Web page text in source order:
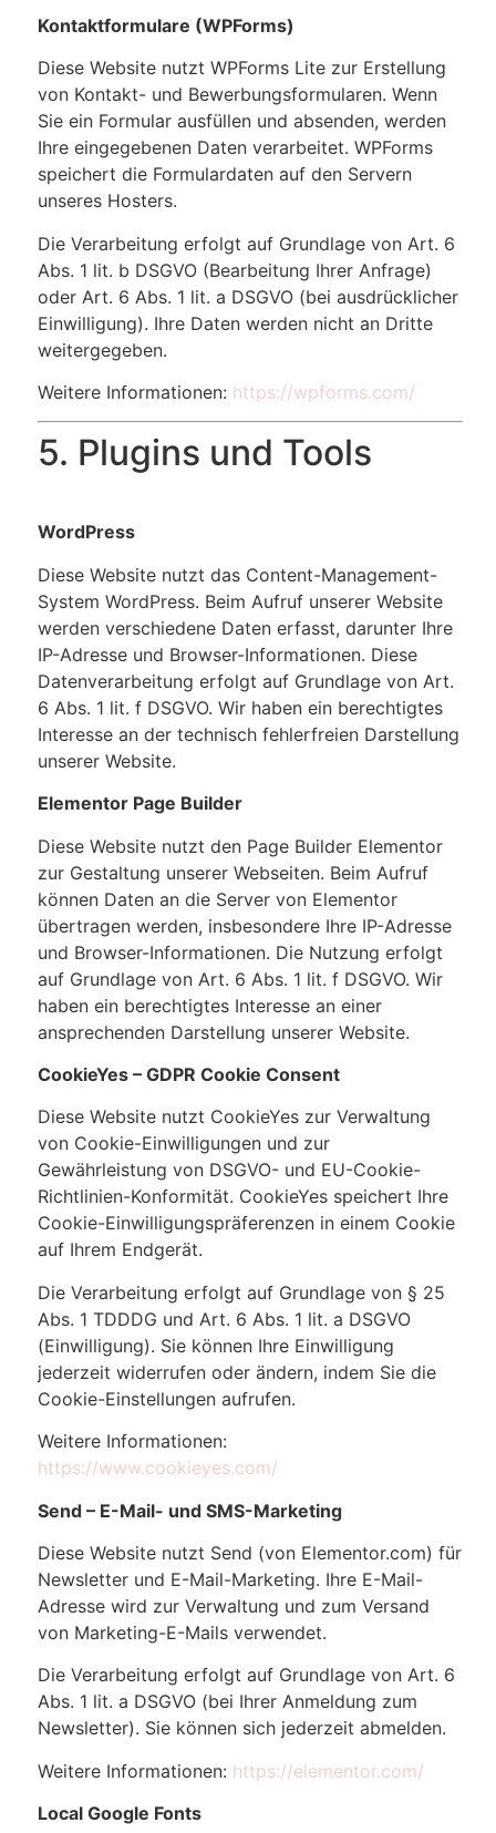
Kontaktformulare (WPForms)
Diese Website nutzt WPForms Lite zur Erstellung
von Kontakt- und Bewerbungsformularen. Wenn
Sie ein Formular ausfüllen und absenden, werden
Ihre eingegebenen Daten verarbeitet. WPForms
speichert die Formulardaten auf den Servern
unseres Hosters.
Die Verarbeitung erfolgt auf Grundlage von Art. 6
Abs. 1 lit. b DSGVO (Bearbeitung Ihrer Anfrage)
oder Art. 6 Abs. 1 lit. a DSGVO (bei ausdrücklicher
Einwilligung). Ihre Daten werden nicht an Dritte
weitergegeben.
Weitere Informationen: https://wpforms.com/
5. Plugins und Tools
WordPress
Diese Website nutzt das Content-Management-
System WordPress. Beim Aufruf unserer Website
werden verschiedene Daten erfasst, darunter Ihre
IP-Adresse und Browser-Informationen. Diese
Datenverarbeitung erfolgt auf Grundlage von Art.
6 Abs. 1 lit. f DSGVO. Wir haben ein berechtigtes
Interesse an der technisch fehlerfreien Darstellung
unserer Website.
Elementor Page Builder
Diese Website nutzt den Page Builder Elementor
zur Gestaltung unserer Webseiten. Beim Aufruf
können Daten an die Server von Elementor
übertragen werden, insbesondere Ihre IP-Adresse
und Browser-Informationen. Die Nutzung erfolgt
auf Grundlage von Art. 6 Abs. 1 lit. f DSGVO. Wir
haben ein berechtigtes Interesse an einer
ansprechenden Darstellung unserer Website.
CookieYes – GDPR Cookie Consent
Diese Website nutzt CookieYes zur Verwaltung
von Cookie-Einwilligungen und zur
Gewährleistung von DSGVO- und EU-Cookie-
Richtlinien-Konformität. CookieYes speichert Ihre
Cookie-Einwilligungspräferenzen in einem Cookie
auf Ihrem Endgerät.
Die Verarbeitung erfolgt auf Grundlage von § 25
Abs. 1 TDDDG und Art. 6 Abs. 1 lit. a DSGVO
(Einwilligung). Sie können Ihre Einwilligung
jederzeit widerrufen oder ändern, indem Sie die
Cookie-Einstellungen aufrufen.
Weitere Informationen:
https://www.cookieyes.com/
Send – E-Mail- und SMS-Marketing
Diese Website nutzt Send (von Elementor.com) für
Newsletter und E-Mail-Marketing. Ihre E-Mail-
Adresse wird zur Verwaltung und zum Versand
von Marketing-E-Mails verwendet.
Die Verarbeitung erfolgt auf Grundlage von Art. 6
Abs. 1 lit. a DSGVO (bei Ihrer Anmeldung zum
Newsletter). Sie können sich jederzeit abmelden.
Weitere Informationen: https://elementor.com/
Local Google Fonts